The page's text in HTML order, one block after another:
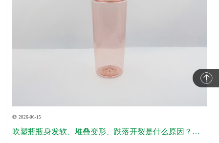
2026-06-15
吹塑瓶瓶身发软、堆叠变形、跌落开裂是什么原因？怎么规避？